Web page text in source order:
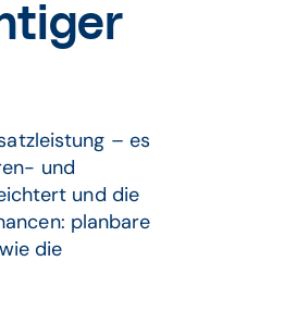
– es
und
und die
planbare
die